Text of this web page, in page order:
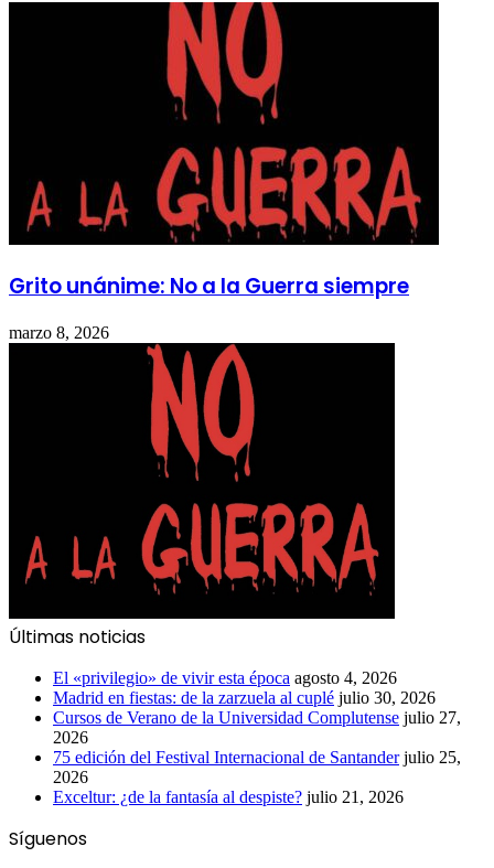
Grito unánime: No a la Guerra siempre
marzo 8, 2026
Últimas noticias
El «privilegio» de vivir esta época agosto 4, 2026
Madrid en fiestas: de la zarzuela al cuplé julio 30, 2026
Cursos de Verano de la Universidad Complutense julio 27,
2026
75 edición del Festival Internacional de Santander julio 25,
2026
Exceltur: ¿de la fantasía al despiste? julio 21, 2026
Síguenos